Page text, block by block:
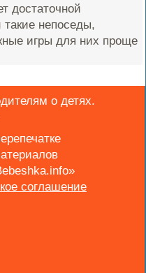
достаточной
непоседы,
игры для них проще
о детях.